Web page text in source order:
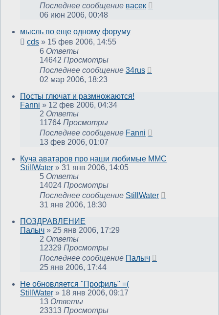
Последнее сообщение васек
06 июн 2006, 00:48
мысль по еще одному форуму
cds » 15 фев 2006, 14:55
6 Ответы
14642 Просмотры
Последнее сообщение 34rus
02 мар 2006, 18:23
Посты глючат и размножаются!
Fanni » 12 фев 2006, 04:34
2 Ответы
11764 Просмотры
Последнее сообщение Fanni
13 фев 2006, 01:07
Куча аватаров про наши любимые MMC
StillWater » 31 янв 2006, 14:05
5 Ответы
14024 Просмотры
Последнее сообщение StillWater
31 янв 2006, 18:30
ПОЗДРАВЛЕНИЕ
Палыч » 25 янв 2006, 17:29
2 Ответы
12329 Просмотры
Последнее сообщение Палыч
25 янв 2006, 17:44
Не обновляется "Профиль" =(
StillWater » 18 янв 2006, 09:17
13 Ответы
23313 Просмотры